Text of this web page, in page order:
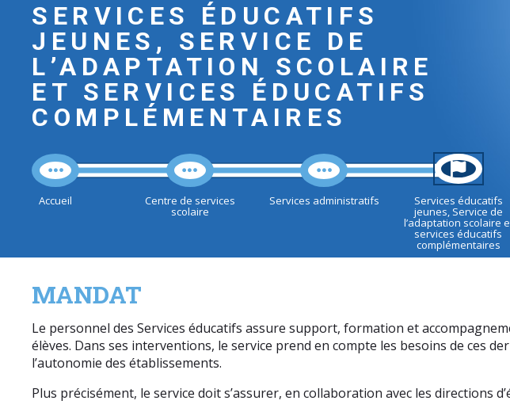
SERVICES ÉDUCATIFS
JEUNES, SERVICE DE
L’ADAPTATION SCOLAIRE
ET SERVICES ÉDUCATIFS
COMPLÉMENTAIRES
Accueil Centre de services
scolaire
Services administratifs Services éducatifs
jeunes, Service de
l’adaptation scolaire
services éducatifs
complémentaires
MANDAT
Le personnel des Services éducatifs assure support, formation et
élèves. Dans ses interventions, le service prend en compte les besoins de ces
l’autonomie des établissements.
Plus précisément, le service doit s’assurer, en collaboration avec les directions